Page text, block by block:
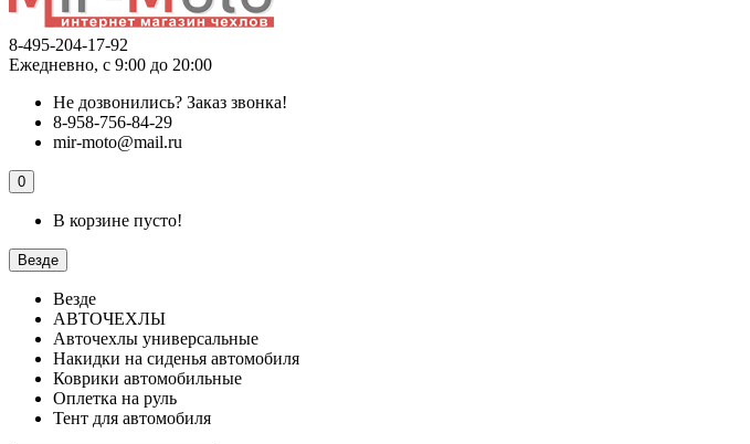
8-495-204-17-92
Ежедневно, с 9:00 до 20:00
Не дозвонились? Заказ звонка!
8-958-756-84-29
mir-moto@mail.ru
0
В корзине пусто!
Везде
Везде
АВТОЧЕХЛЫ
Авточехлы универсальные
Накидки на сиденья автомобиля
Коврики автомобильные
Оплетка на руль
Тент для автомобиля